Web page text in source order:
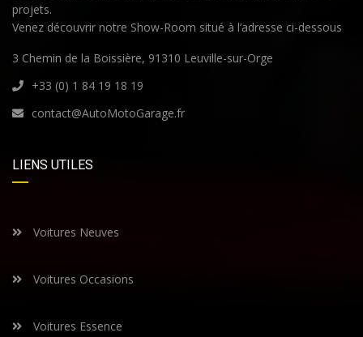
projets.
Venez découvrir notre Show-Room situé à l’adresse ci-dessous
3 Chemin de la Boissière, 91310 Leuville-sur-Orge
+33 (0) 1 84 19 18 19
contact@AutoMotoGarage.fr
LIENS UTILES
Voitures Neuves
Voitures Occasions
Voitures Essence